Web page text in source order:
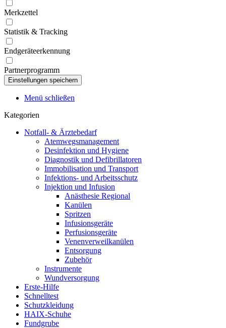
Merkzettel
Statistik & Tracking
Endgeräteerkennung
Partnerprogramm
Menü schließen
Kategorien
Notfall- & Ärztebedarf
Atemwegsmanagement
Desinfektion und Hygiene
Diagnostik und Defibrillatoren
Immobilisation und Transport
Infektions- und Arbeitsschutz
Injektion und Infusion
Anästhesie Regional
Kanülen
Spritzen
Infusionsgeräte
Perfusionsgeräte
Venenverweilkanülen
Entsorgung
Zubehör
Instrumente
Wundversorgung
Erste-Hilfe
Schnelltest
Schutzkleidung
HAIX-Schuhe
Fundgrube